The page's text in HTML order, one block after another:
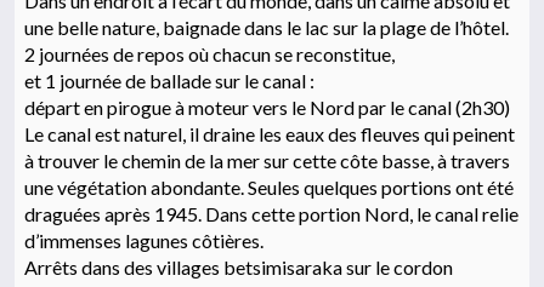
une belle nature, baignade dans le lac sur la plage de l’hôtel.
2 journées de repos où chacun se reconstitue,
et 1 journée de ballade sur le canal :
départ en pirogue à moteur vers le Nord par le canal (2h30)
Le canal est naturel, il draine les eaux des fleuves qui peinent
à trouver le chemin de la mer sur cette côte basse, à travers
une végétation abondante. Seules quelques portions ont été
draguées après 1945. Dans cette portion Nord, le canal relie
d’immenses lagunes côtières.
Arrêts dans des villages betsimisaraka sur le cordon